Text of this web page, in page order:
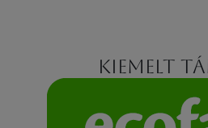
Kiemelt